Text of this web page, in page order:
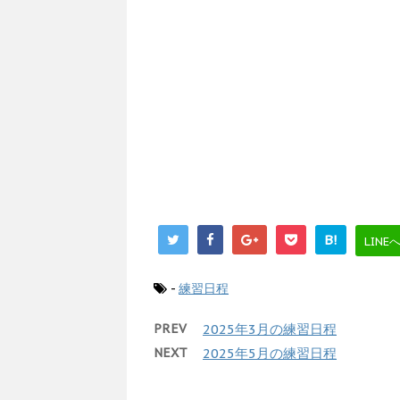
B! LINE
- 練習日程
PREV 2025年3月の練習日程
NEXT 2025年5月の練習日程